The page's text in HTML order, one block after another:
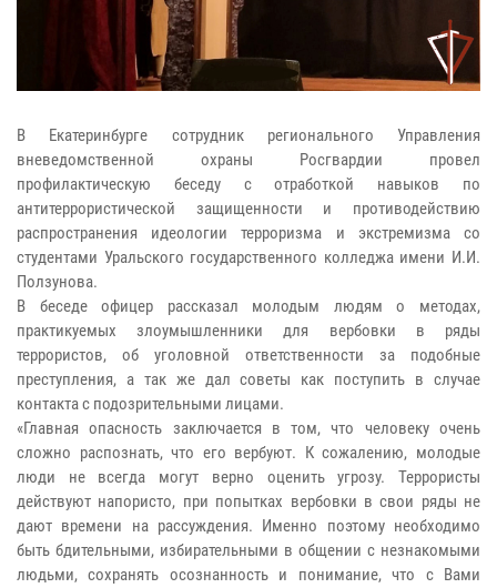
В Екатеринбурге сотрудник регионального Управления
вневедомственной охраны Росгвардии провел
профилактическую беседу с отработкой навыков по
антитеррористической защищенности и противодействию
распространения идеологии терроризма и экстремизма со
студентами Уральского государственного колледжа имени И.И.
Ползунова.
В беседе офицер рассказал молодым людям о методах,
практикуемых злоумышленники для вербовки в ряды
террористов, об уголовной ответственности за подобные
преступления, а так же дал советы как поступить в случае
контакта с подозрительными лицами.
«Главная опасность заключается в том, что человеку очень
сложно распознать, что его вербуют. К сожалению, молодые
люди не всегда могут верно оценить угрозу. Террористы
действуют напористо, при попытках вербовки в свои ряды не
дают времени на рассуждения. Именно поэтому необходимо
быть бдительными, избирательными в общении с незнакомыми
людьми, сохранять осознанность и понимание, что с Вами